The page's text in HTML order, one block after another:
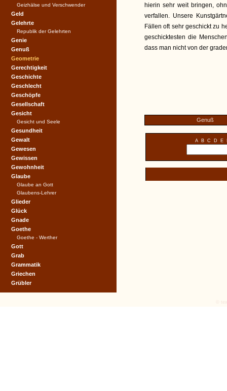
hierin sehr weit bringen,
verfallen. Unsere
Fällen oft sehr geschickt zu
geschicktesten die
dass man nicht von der
Genuß
A B C D E
Geizhälse und Verschwender
Geld
Gelehrte
Republik der Gelehrten
Genie
Genuß
Geometrie
Gerechtigkeit
Geschichte
Geschlecht
Geschöpfe
Gesellschaft
Gesicht
Gesicht und Seele
Gesundheit
Gewalt
Gewesen
Gewissen
Gewohnheit
Glaube
Glaube an Gott
Glaubens-Lehrer
Glieder
Glück
Gnade
Goethe
Goethe - Werther
Gott
Grab
Grammatik
Griechen
Grübler